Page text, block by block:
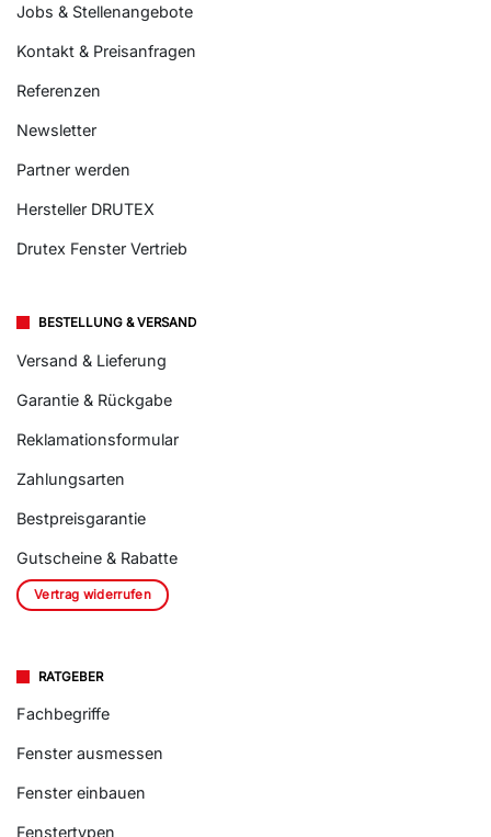
Jobs & Stellenangebote
Kontakt & Preisanfragen
Referenzen
Newsletter
Partner werden
Hersteller DRUTEX
Drutex Fenster Vertrieb
BESTELLUNG & VERSAND
Versand & Lieferung
Garantie & Rückgabe
Reklamationsformular
Zahlungsarten
Bestpreisgarantie
Gutscheine & Rabatte
Vertrag widerrufen
RATGEBER
Fachbegriffe
Fenster ausmessen
Fenster einbauen
Fenstertypen